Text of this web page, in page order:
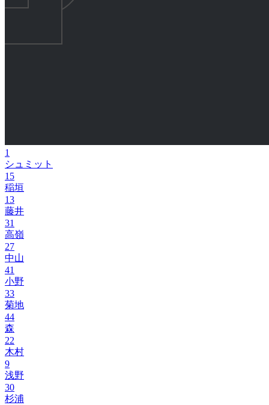
1
シュミット
15
稲垣
13
藤井
31
高嶺
27
中山
41
小野
33
菊地
44
森
22
木村
9
浅野
30
杉浦